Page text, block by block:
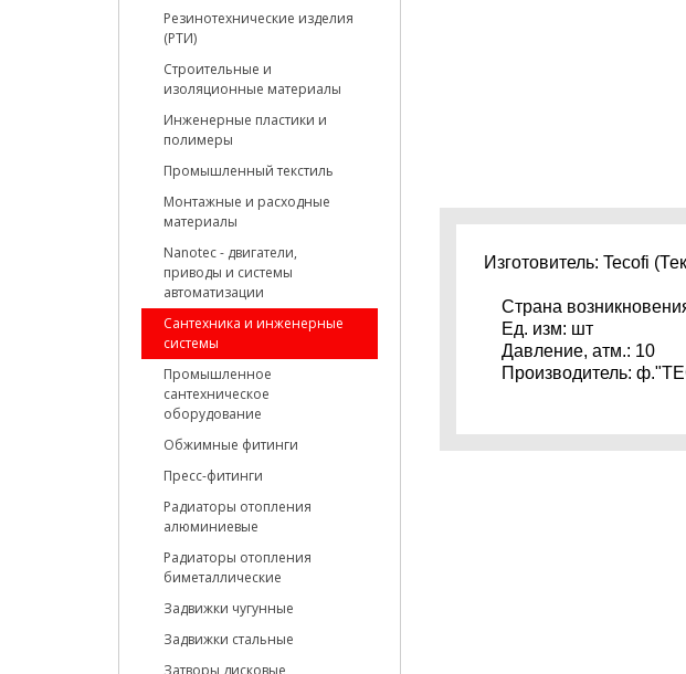
Резинотехнические изделия
(РТИ)
Строительные и
изоляционные материалы
Инженерные пластики и
полимеры
Промышленный текстиль
Монтажные и расходные
материалы
Nanotec - двигатели,
приводы и системы
автоматизации
Сантехника и инженерные
системы
Промышленное
сантехническое
оборудование
Обжимные фитинги
Пресс-фитинги
Радиаторы отопления
алюминиевые
Радиаторы отопления
биметаллические
Задвижки чугунные
Задвижки стальные
Затворы дисковые
Изготовитель: Tecofi
Страна
Ед. изм: шт
Давление, атм.: 10
Производитель: